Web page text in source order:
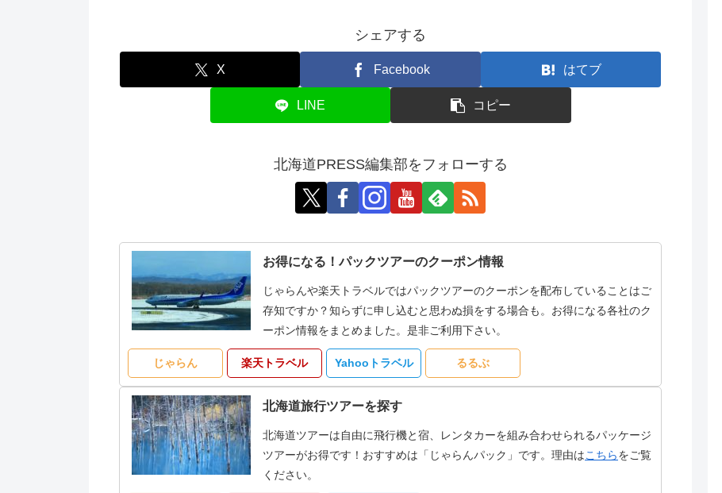
シェアする
X Facebook はてブ
LINE コピー
北海道PRESS編集部をフォローする
お得になる！パックツアーのクーポン情報
じゃらんや楽天トラベルではパックツアーのクーポンを配布していることはご
存知ですか？知らずに申し込むと思わぬ損をする場合も。お得になる各社のク
ーポン情報をまとめました。是非ご利用下さい。
じゃらん 楽天トラベル Yahooトラベル るるぶ
北海道旅行ツアーを探す
北海道ツアーは自由に飛行機と宿、レンタカーを組み合わせられるパッケージ
ツアーがお得です！おすすめは「じゃらんパック」です。理由はこちらをご覧
ください。